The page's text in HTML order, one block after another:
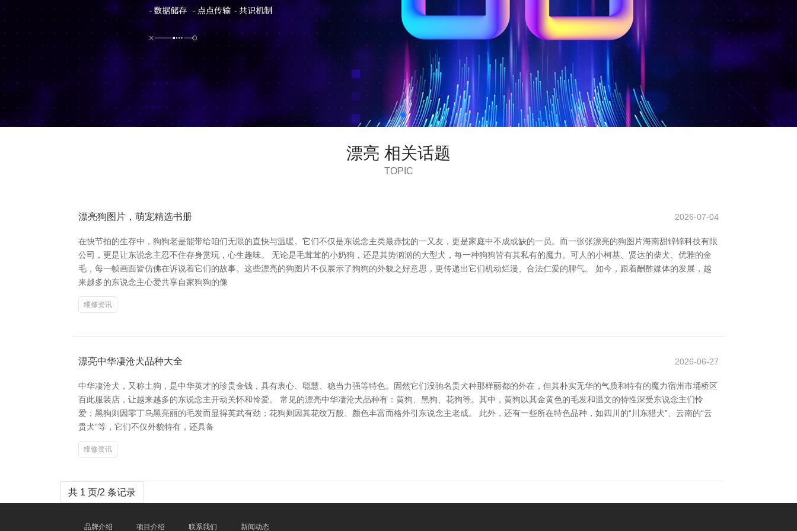
漂亮 相关话题
TOPIC
漂亮狗图片，萌宠精选书册 2026-07-04
在快节拍的生存中，狗狗老是能带给咱们无限的直快与温暖。它们不仅是东说念主类最赤忱的一又友，更是家庭中不成或缺的一员。而一张张漂亮的狗图片海南甜锌锌科技有限
公司，更是让东说念主忍不住存身赏玩，心生趣味。 无论是毛茸茸的小奶狗，还是其势汹汹的大型犬，每一种狗狗皆有其私有的魔力。可人的小柯基、贤达的柴犬、优雅的金
毛，每一帧画面皆仿佛在诉说着它们的故事。这些漂亮的狗图片不仅展示了狗狗的外貌之好意思，更传递出它们机动烂漫、合法仁爱的脾气。 如今，跟着酬酢媒体的发展，越
来越多的东说念主心爱共享自家狗狗的像
维修资讯
漂亮中华凄沧犬品种大全 2026-06-27
中华凄沧犬，又称土狗，是中华英才的珍贵金钱，具有衷心、聪慧、稳当力强等特色。固然它们没驰名贵犬种那样丽都的外在，但其朴实无华的气质和特有的魔力宿州市埇桥区
百此服装店，让越来越多的东说念主开动关怀和怜爱。 常见的漂亮中华凄沧犬品种有：黄狗、黑狗、花狗等。其中，黄狗以其金黄色的毛发和温文的特性深受东说念主们怜
爱；黑狗则因零丁乌黑亮丽的毛发而显得英武有劲；花狗则因其花纹万般、颜色丰富而格外引东说念主老成。 此外，还有一些所在特色品种，如四川的“川东猎犬”、云南的“云
贵犬”等，它们不仅外貌特有，还具备
维修资讯
共 1 页/2 条记录
品牌介绍 项目介绍 联系我们 新闻动态